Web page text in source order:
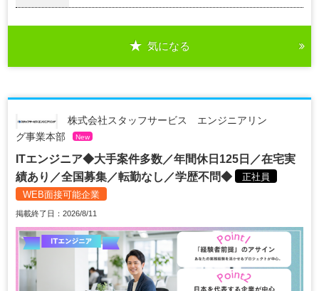
気になる
株式会社スタッフサービス エンジニアリン
グ事業本部
New
ITエンジニア◆大手案件多数／年間休日125日／在宅実
績あり／全国募集／転勤なし／学歴不問◆
正社員
WEB面接可能企業
掲載終了日：2026/8/11